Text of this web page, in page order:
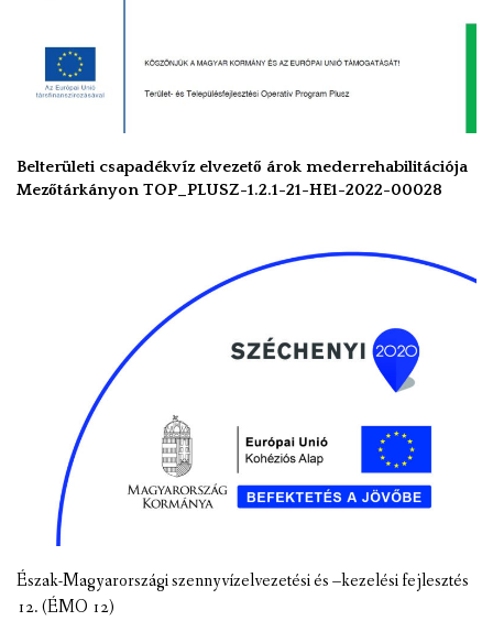
Belterületi csapadékvíz elvezető árok mederrehabilitációja
Mezőtárkányon TOP_PLUSZ-1.2.1-21-HE1-2022-00028
Észak-Magyarországi szennyvízelvezetési és –kezelési fejlesztés
12. (ÉMO 12)